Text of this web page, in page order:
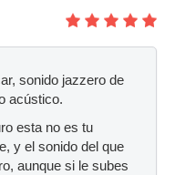
sonido jazzero de
acústico.
esta no es tu
y el sonido del que
aunque si le subes